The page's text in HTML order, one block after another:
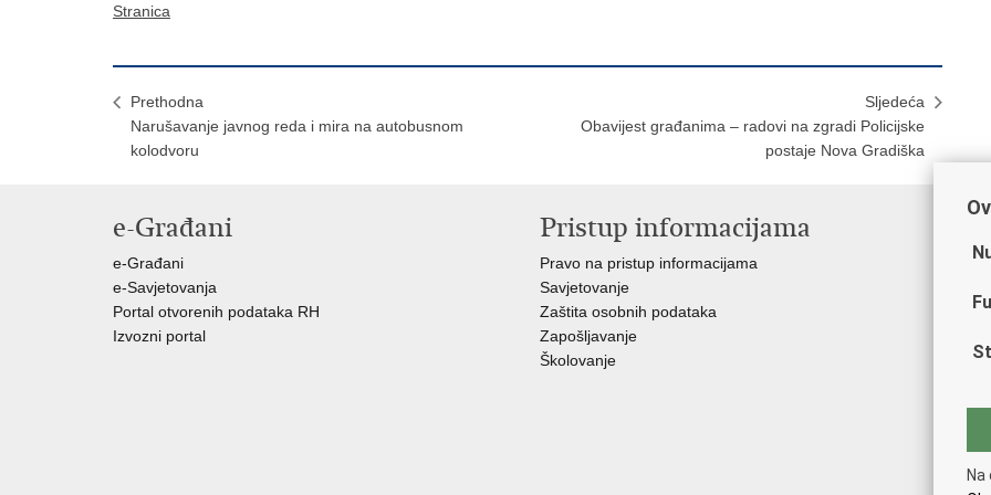
Stranica
Prethodna
Narušavanje javnog reda i mira na autobusnom
kolodvoru
Sljedeća
Obavijest građanima – radovi na zgradi Policijske
postaje Nova Gradiška
e-Građani
e-Građani
e-Savjetovanja
Portal otvorenih podataka RH
Izvozni portal
Pristup informacijama
Pravo na pristup informacijama
Savjetovanje
Zaštita osobnih podataka
Zapošljavanje
Školovanje